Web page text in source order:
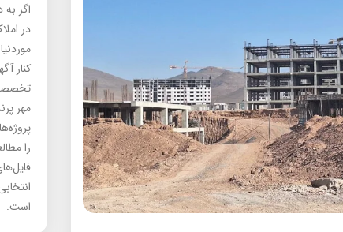
اگر
در
کنار
مهر
را
است.